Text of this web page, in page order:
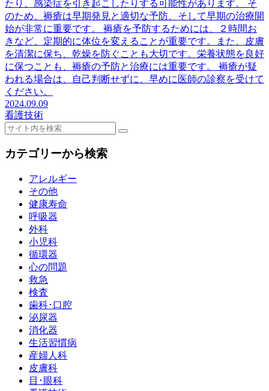
たり、感染症を引き起こしたりする可能性があります。 そ
のため、褥瘡は早期発見と適切な予防、そして早期の治療開
始が非常に重要です。 褥瘡を予防するためには、２時間お
きなど、定期的に体位を変えることが重要です。また、皮膚
を清潔に保ち、乾燥を防ぐことも大切です。栄養状態を良好
に保つことも、褥瘡の予防と治療には重要です。 褥瘡が疑
われる場合は、自己判断せずに、早めに医師の診察を受けて
ください。
2024.09.09
看護技術
カテゴリーから検索
アレルギー
その他
健康寿命
呼吸器
外科
小児科
循環器
心の問題
救急
検査
歯科･口腔
泌尿器
消化器
生活習慣病
産婦人科
皮膚科
目･眼科